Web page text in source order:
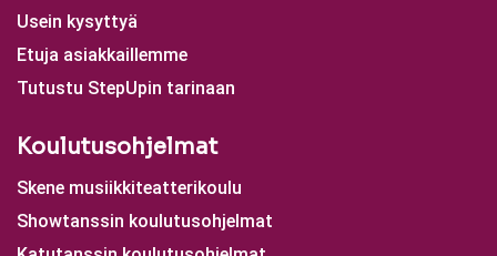
Usein kysyttyä
Etuja asiakkaillemme
Tutustu StepUpin tarinaan
Koulutusohjelmat
Skene musiikkiteatterikoulu
Showtanssin koulutusohjelmat